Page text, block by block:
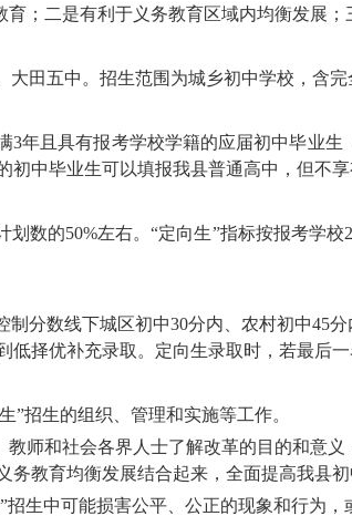
；二是有利于义务教育区域内均衡发展
田五中。招生范围为城乡初中学校，含完
3年且具有报考学校学籍的应届初中毕业
中毕业生可以填报我县普通高中，但不享
划数的50%左右。“定向生”指标按报考学校
制分数线下城区初中30分内、农村初中45分
低择优补充录取。 定向生录取时，若最后
”招生的组织、管理和实施等工作。
师和社会各界人士了解改革的目的和意
教育均衡发展结合起来，全面提高我县初
生中可能损害公平、公正的现象和行为